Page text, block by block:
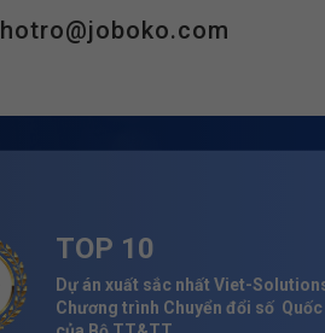
hotro@joboko.com
TOP 10
Dự án xuất sắc nhất Viet-
Chương trình Chuyển đổi số